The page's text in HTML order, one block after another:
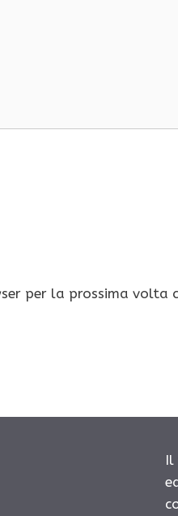
per la prossima volta
Il